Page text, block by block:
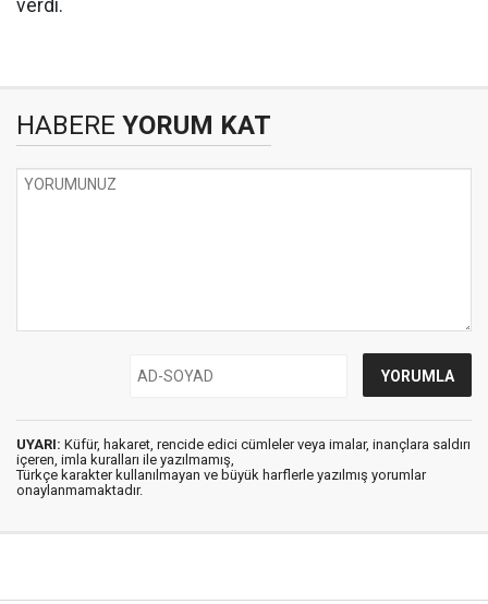
verdi.
HABERE YORUM KAT
UYARI: Küfür, hakaret, rencide edici cümleler veya imalar, inançlara saldırı
içeren, imla kuralları ile yazılmamış,
Türkçe karakter kullanılmayan ve büyük harflerle yazılmış yorumlar
onaylanmamaktadır.